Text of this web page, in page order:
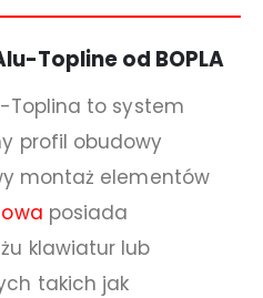
Topline od BOPLA
Toplina to system
profil obudowy
montaż elementów
posiada
klawiatur lub
takich jak